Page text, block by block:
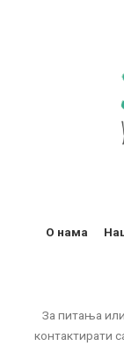
За питања
контактирати
О нама